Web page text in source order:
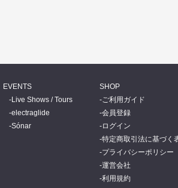
EVENTS
Live Shows / Tours
electraglide
Sónar
SHOP
ご利用ガイド
会員登録
ログイン
特定商取引法に基づく
プライバシーポリシー
運営会社
利用規約